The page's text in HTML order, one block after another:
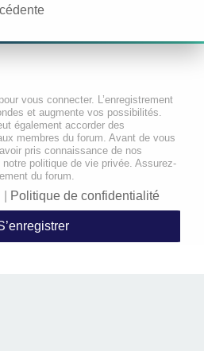
vous connecter. L’enregistrement
et augmente vos possibilités.
également accorder des
membres du forum. Avant de vous
pris connaissance de nos
politique de vie privée. Assurez-
du forum.
Politique de confidentialité